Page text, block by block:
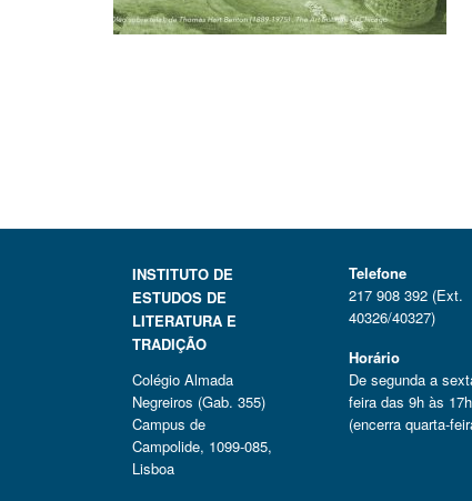
INSTITUTO DE
ESTUDOS DE
LITERATURA E
TRADIÇÃO
Colégio Almada
Negreiros (Gab. 355)
Campus de
Campolide, 1099-085,
Lisboa
Telefone
217 908 392 (Ext.
40326/40327)
Horário
De segunda a
feira das 9h às 17h
(encerra quarta-